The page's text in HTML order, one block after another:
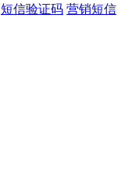
短信验证码 营销短信